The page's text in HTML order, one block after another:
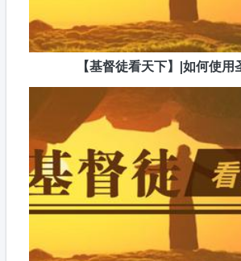
【基督徒看天下】|如何使用